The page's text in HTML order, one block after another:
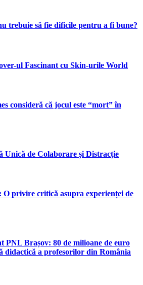
trebuie să fie dificile pentru a fi bune?
ul Fascinant cu Skin-urile World
consideră că jocul este “mort” în
Unică de Colaborare și Distracție
O privire critică asupra experienței de
PNL Brașov: 80 de milioane de euro
didactică a profesorilor din România